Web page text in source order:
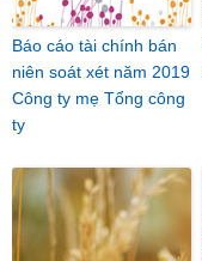
Báo cáo tài chính bán
niên soát xét năm 2019
Công ty mẹ Tổng công
ty